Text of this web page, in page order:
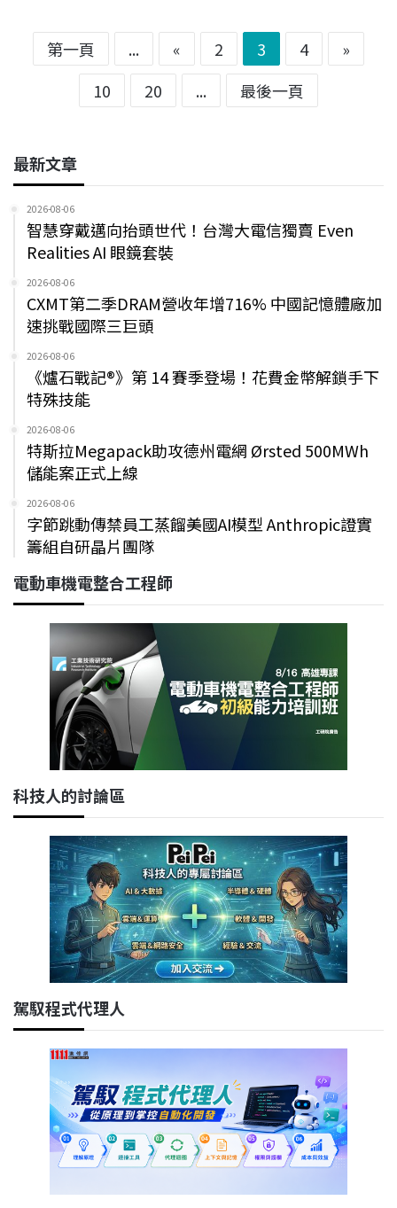
第一頁 ... « 2 3 4
»
10
20 ... 最後一頁
最新文章
2026-08-06
智慧穿戴邁向抬頭世代！台灣大電信獨賣 Even
Realities AI 眼鏡套裝
2026-08-06
CXMT第二季DRAM營收年增716% 中國記憶體廠加
速挑戰國際三巨頭
2026-08-06
《爐石戰記®》第 14 賽季登場！花費金幣解鎖手下
特殊技能
2026-08-06
特斯拉Megapack助攻德州電網 Ørsted 500MWh
儲能案正式上線
2026-08-06
字節跳動傳禁員工蒸餾美國AI模型 Anthropic證實
籌組自研晶片團隊
電動車機電整合工程師
科技人的討論區
駕馭程式代理人